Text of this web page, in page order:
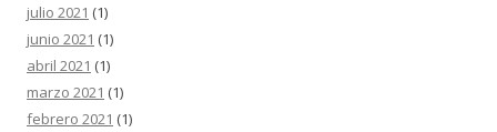
julio 2021 (1)
junio 2021 (1)
abril 2021 (1)
marzo 2021 (1)
febrero 2021 (1)